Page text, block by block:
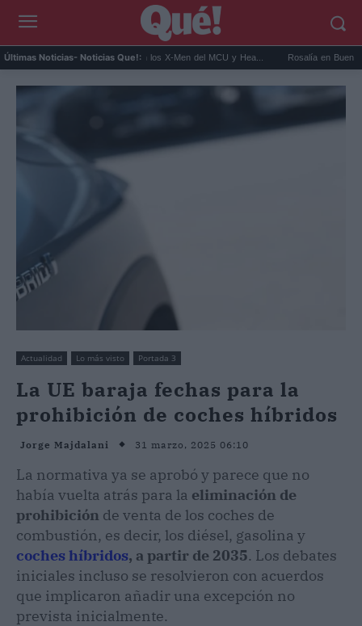
Últimas Noticias- Noticias Que!:
Kit Connor será Cíclope en los X-Men del MCU y Hea... Rosalía en Buenos
Actualidad Lo más visto Portada 3
La UE baraja fechas para la
prohibición de coches híbridos
Jorge Majdalani 31 marzo, 2025 06:10
La normativa ya se aprobó y parece que no
había vuelta atrás para la eliminación de
prohibición de venta de los coches de
combustión, es decir, los diésel, gasolina y
coches híbridos, a partir de 2035. Los debates
iniciales incluso se resolvieron con acuerdos
que implicaron añadir una excepción no
prevista inicialmente.